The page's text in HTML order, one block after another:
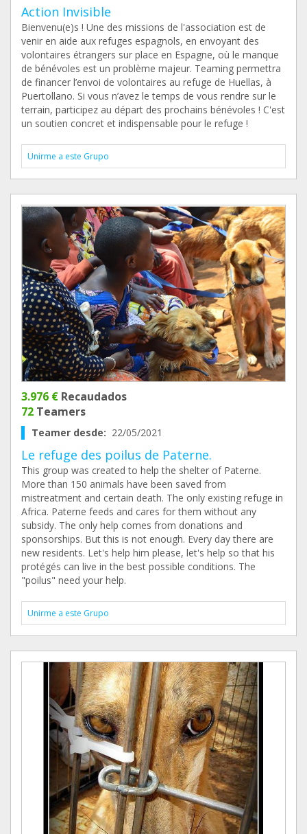
Action Invisible
Bienvenu(e)s ! Une des missions de l'association est de
venir en aide aux refuges espagnols, en envoyant des
volontaires étrangers sur place en Espagne, où le manque
de bénévoles est un problème majeur. Teaming permettra
de financer l’envoi de volontaires au refuge de Huellas, à
Puertollano. Si vous n’avez le temps de vous rendre sur le
terrain, participez au départ des prochains bénévoles ! C'est
un soutien concret et indispensable pour le refuge !
Unirme a este Grupo
3.976 € Recaudados
72 Teamers
Teamer desde: 22/05/2021
Le refuge des poilus de Paterne.
This group was created to help the shelter of Paterne.
More than 150 animals have been saved from
mistreatment and certain death. The only existing refuge in
Africa. Paterne feeds and cares for them without any
subsidy. The only help comes from donations and
sponsorships. But this is not enough. Every day there are
new residents. Let's help him please, let's help so that his
protégés can live in the best possible conditions. The
"poilus" need your help.
Unirme a este Grupo